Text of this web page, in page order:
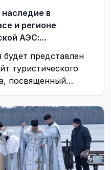
в
и регионе
АЭС:
будет представлен
туристического
посвященный
и региону ИАЭC